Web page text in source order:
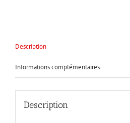
Description
Informations complémentaires
Description